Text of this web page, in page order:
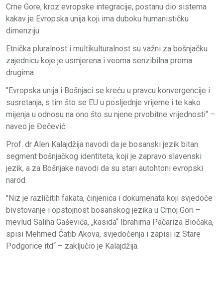
Crne Gore, kroz evropske integracije, postanu dio sistema
kakav je Evropska unija koji ima duboku humanističku
dimenziju.
Etnička pluralnost i multikulturalnost su važni za bošnjačku
zajednicu koje je usmjerena i veoma senzibilna prema
drugima.
"Evropska unija i Bošnjaci se kreću u pravcu konvergencije i
susretanja, s tim što se EU u posljednje vrijeme i te kako
mijenja u odnosu na ono što su njene prvobitne vrijednosti“ –
naveo je Đečević.
Prof. dr Alen Kalajdžija navodi da je bosanski jezik bitan
segment bošnjačkog identiteta, koji je zapravo slavenski
jezik, a za Bošnjake navodi da su stari autohtoni evropski
narod.
"Niz je različitih fakata, činjenica i dokumenata koji svjedoče
bivstovanje i opstojnost bosanskog jezika u Crnoj Gori –
mevlud Saliha Gaševića, „kasida“ Ibrahima Pačariza Biočaka,
spisi Mehmed Ćatib Akova, svjedočenja i zapisi iz Stare
Podgorice itd“ – zaključio je Kalajdžija.